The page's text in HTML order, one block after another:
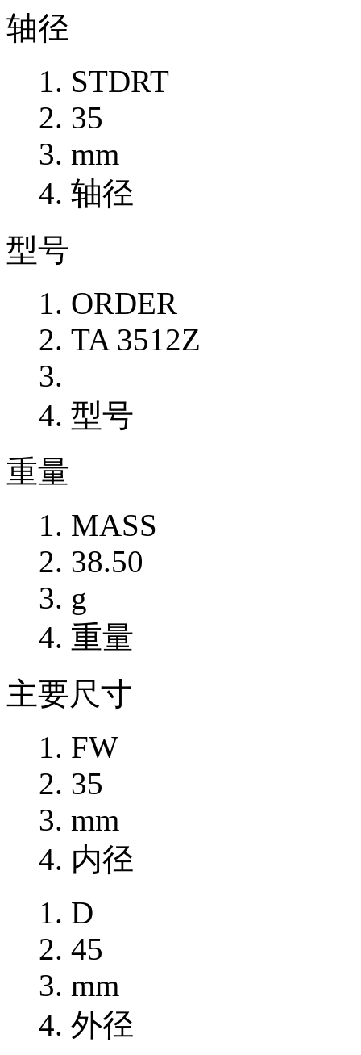
轴径
STDRT
35
mm
轴径
型号
ORDER
TA 3512Z
型号
重量
MASS
38.50
g
重量
主要尺寸
FW
35
mm
内径
D
45
mm
外径